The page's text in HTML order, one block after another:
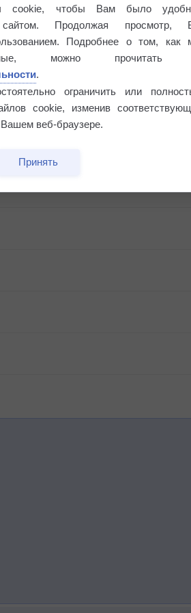
cookie, чтобы Вам было
Продолжая просмотр,
Подробнее о том, как
можно прочитать
.
ограничить или
cookie, изменив
Вашем веб-браузере.
Принять